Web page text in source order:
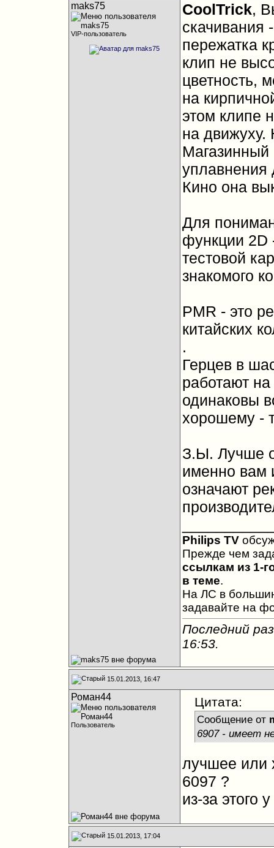
maks75
VIP-пользователь
CoolTrick,
скачивания
пережатка
клип не
цветность,
на
этом клипе
на
Кино она
Для
функции 2D
тестовой
знакомого
PMR - это
китайских
.
Герцев в
работают
одинаковы
хорошему -
З.Ы. Лучше
именно вам
означают
Philips TV
Прежде чем
ссылкам из 1-
в теме.
На ЛС в
задавайте на
Последний
16:53.
15.01.2013, 16:47
Роман44
Пользователь
Цитата:
Сообщение от
6907 - имеет
лучшее или
6097 ?
из-за этого
15.01.2013, 17:04